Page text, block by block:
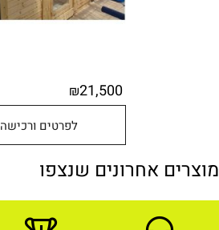
₪21,500
לפרטים ורכישה
מוצרים אחרונים שנצפו